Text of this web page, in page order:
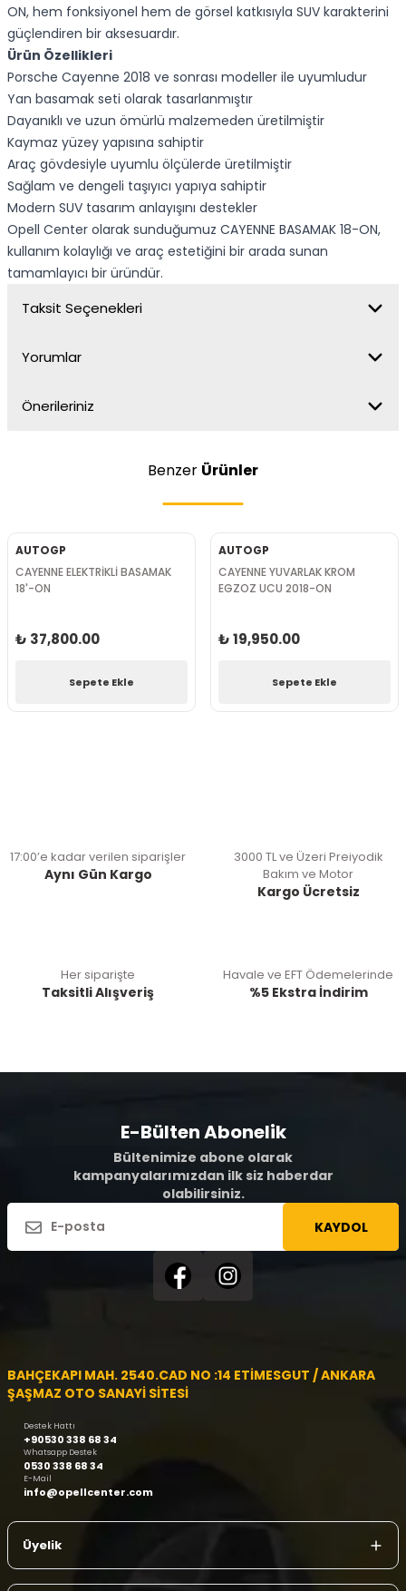
ON, hem fonksiyonel hem de görsel katkısıyla SUV karakterini
güçlendiren bir aksesuardır.
Ürün Özellikleri
Porsche Cayenne 2018 ve sonrası modeller ile uyumludur
Yan basamak seti olarak tasarlanmıştır
Dayanıklı ve uzun ömürlü malzemeden üretilmiştir
Kaymaz yüzey yapısına sahiptir
Araç gövdesiyle uyumlu ölçülerde üretilmiştir
Sağlam ve dengeli taşıyıcı yapıya sahiptir
Modern SUV tasarım anlayışını destekler
Opell Center olarak sunduğumuz CAYENNE BASAMAK 18-ON,
kullanım kolaylığı ve araç estetiğini bir arada sunan
tamamlayıcı bir üründür.
Taksit Seçenekleri
Yorumlar
Önerileriniz
Benzer Ürünler
AUTOGP
CAYENNE ELEKTRİKLİ BASAMAK
18'-ON
₺ 37,800.00
Sepete Ekle
AUTOGP
CAYENNE YUVARLAK KROM
EGZOZ UCU 2018-ON
₺ 19,950.00
Sepete Ekle
17:00’e kadar verilen siparişler
Aynı Gün Kargo
3000 TL ve Üzeri Preiyodik
Bakım ve Motor
Kargo Ücretsiz
Her siparişte
Taksitli Alışveriş
Havale ve EFT Ödemelerinde
%5 Ekstra İndirim
E-Bülten Abonelik
Bültenimize abone olarak
kampanyalarımızdan ilk siz haberdar
olabilirsiniz.
KAYDOL
BAHÇEKAPI MAH. 2540.CAD NO :14 ETİMESGUT / ANKARA
ŞAŞMAZ OTO SANAYİ SİTESİ
Destek Hattı
+90530 338 68 34
Whatsapp Destek
0530 338 68 34
E-Mail
info@opellcenter.com
Üyelik